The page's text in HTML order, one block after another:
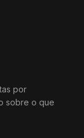
por
sobre o que